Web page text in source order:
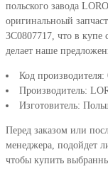
польского завода
оригинальноый
3C0807717, что в
делает наше
Код производителя:
Производитель:
Изготовитель:
Перед заказом или
менеджера, подойдет
чтобы купить